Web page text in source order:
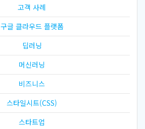
고객 사례
구글 클라우드 플랫폼
딥러닝
머신러닝
비즈니스
스타일시트(CSS)
스타트업